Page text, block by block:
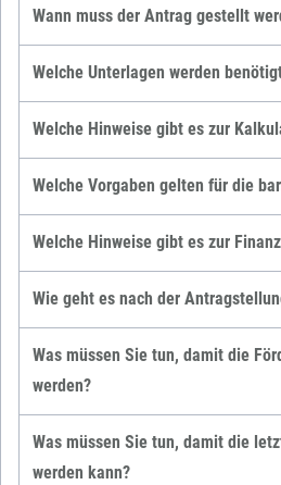
Wann muss der Antrag gestellt
Welche Unterlagen werden
Welche Hinweise gibt es zur
Welche Vorgaben gelten für die
Welche Hinweise gibt es zur
Wie geht es nach der
Was müssen Sie tun, damit die
werden?
Was müssen Sie tun, damit die
werden kann?